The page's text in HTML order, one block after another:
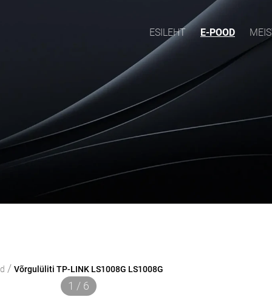
ESILEHT E-POOD
/ Võrgulüliti TP-LINK LS1008G LS1008G
1 / 6